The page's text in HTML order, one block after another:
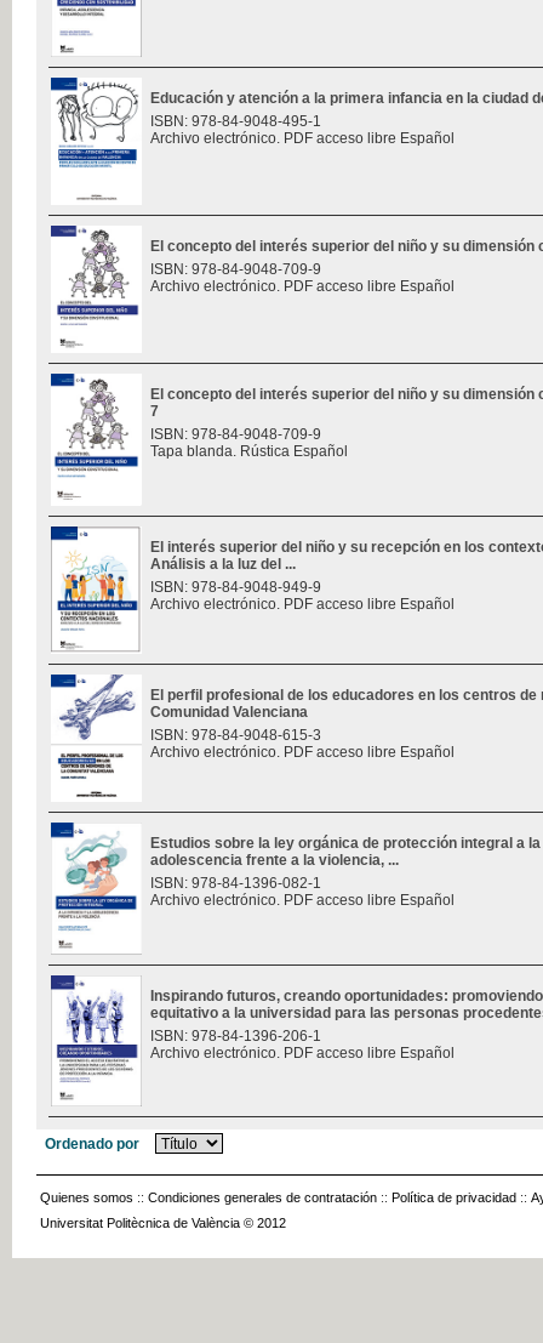
Educación y atención a la primera infancia en la ciudad
ISBN: 978-84-9048-495-1
Archivo electrónico. PDF acceso libre Español
El concepto del interés superior del niño y su dimensión
ISBN: 978-84-9048-709-9
Archivo electrónico. PDF acceso libre Español
El concepto del interés superior del niño y su dimensión
7
ISBN: 978-84-9048-709-9
Tapa blanda. Rústica Español
El interés superior del niño y su recepción en los
Análisis a la luz del ...
ISBN: 978-84-9048-949-9
Archivo electrónico. PDF acceso libre Español
El perfil profesional de los educadores en los centros de
Comunidad Valenciana
ISBN: 978-84-9048-615-3
Archivo electrónico. PDF acceso libre Español
Estudios sobre la ley orgánica de protección integral a
adolescencia frente a la violencia, ...
ISBN: 978-84-1396-082-1
Archivo electrónico. PDF acceso libre Español
Inspirando futuros, creando oportunidades:
equitativo a la universidad para las personas
ISBN: 978-84-1396-206-1
Archivo electrónico. PDF acceso libre Español
Ordenado por
Quienes somos :: Condiciones generales de contratación :: Política de privacidad ::
Universitat Politècnica de València © 2012